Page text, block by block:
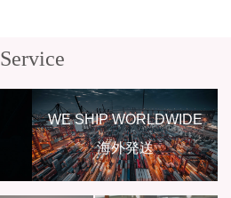
Service
WE SHIP WORLDWIDE
海外発送